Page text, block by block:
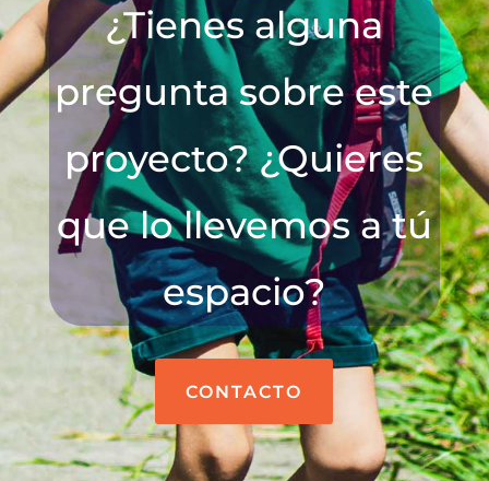
¿Tienes alguna
pregunta sobre este
proyecto? ¿Quieres
que lo llevemos a tú
espacio?
CONTACTO